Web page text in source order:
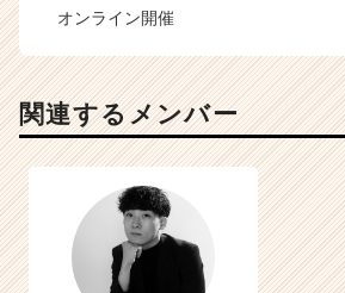
オンライン開催
関連するメンバー